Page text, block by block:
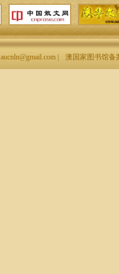
| aucnln@gmail.com | 澳国家图书馆备